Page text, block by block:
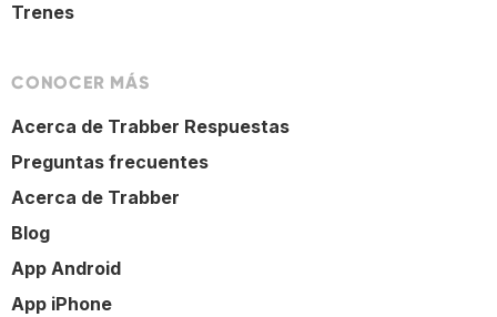
Trenes
CONOCER MÁS
Acerca de Trabber Respuestas
Preguntas frecuentes
Acerca de Trabber
Blog
App Android
App iPhone